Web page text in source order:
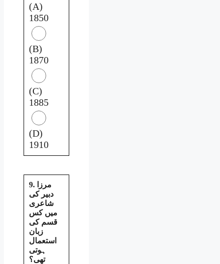
(A)
1850
(B)
1870
(C)
1885
(D)
1910
9. مرزا
دبیر کی
شاعری
میں کس
قسم کی
زبان
استعمال
ہوتی
تھی؟